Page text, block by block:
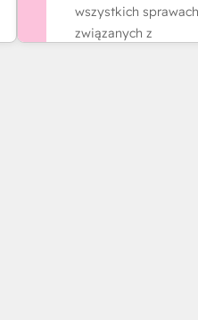
wszystkich sprawach
związanych z